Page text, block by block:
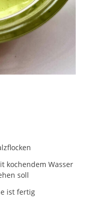
kochendem Wasser
soll
ist fertig